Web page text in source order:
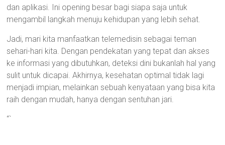
dan aplikasi. Ini opening besar bagi siapa saja untuk
mengambil langkah menuju kehidupan yang lebih sehat.
Jadi, mari kita manfaatkan telemedisin sebagai teman
sehari-hari kita. Dengan pendekatan yang tepat dan akses
ke informasi yang dibutuhkan, deteksi dini bukanlah hal yang
sulit untuk dicapai. Akhirnya, kesehatan optimal tidak lagi
menjadi impian, melainkan sebuah kenyataan yang bisa kita
raih dengan mudah, hanya dengan sentuhan jari.
“`